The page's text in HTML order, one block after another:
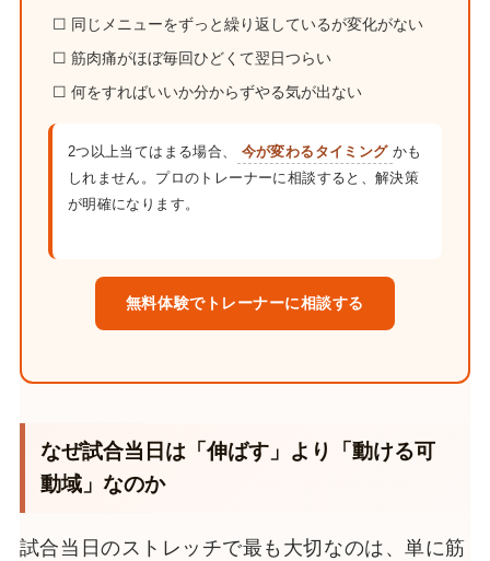
☐ 同じメニューをずっと繰り返しているが変化がない
☐ 筋肉痛がほぼ毎回ひどくて翌日つらい
☐ 何をすればいいか分からずやる気が出ない
2つ以上当てはまる場合、 今が変わるタイミング かも
しれません。プロのトレーナーに相談すると、解決策
が明確になります。
無料体験でトレーナーに相談する
なぜ試合当日は「伸ばす」より「動ける可
動域」なのか
試合当日のストレッチで最も大切なのは、単に筋